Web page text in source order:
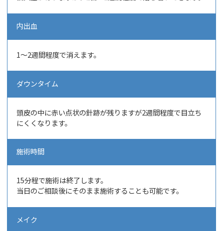
内出血
1～2週間程度で消えます。
ダウンタイム
頭皮の中に赤い点状の針跡が残りますが2週間程度で目立ち
にくくなります。
施術時間
15分程で施術は終了します。
当日のご相談後にそのまま施術することも可能です。
メイク